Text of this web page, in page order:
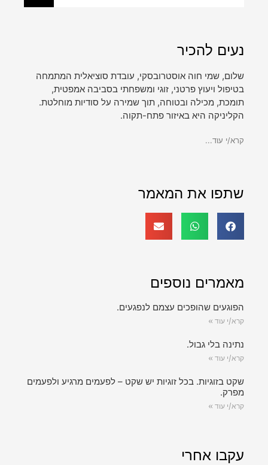
נעים להכיר
שלום, שמי חוה אוסטרובסקי, עובדת סוציאלית המתמחה
בטיפול ויעוץ פרטני, זוגי ומשפחתי בסביבה אמפטית,
תומכת, מכילה ובטוחה, תוך שמירה על סודיות מוחלטת.
הקליניקה היא באיזור פתח-תקוה.
קרא/י עוד...
שתפו את המאמר
מאמרים נוספים
הפוגעים שהופכים עצמם לנפגעים.
קרא/י עוד »
נתינה בלי גבול.
קרא/י עוד »
שקט בזוגיות. בכל זוגיות יש שקט – לפעמים מרגיע ולפעמים
מפרק.
קרא/י עוד »
עקבו אחרי